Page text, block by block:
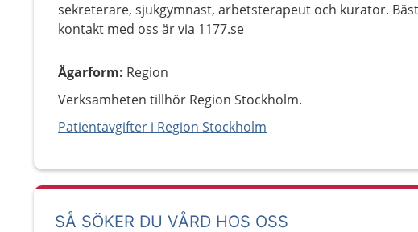
sekreterare, sjukgymnast, arbetsterapeut och kurator.
kontakt med oss är via 1177.se
Ägarform: Region
Verksamheten tillhör Region Stockholm.
Patientavgifter i Region Stockholm
SÅ SÖKER DU VÅRD HOS OSS